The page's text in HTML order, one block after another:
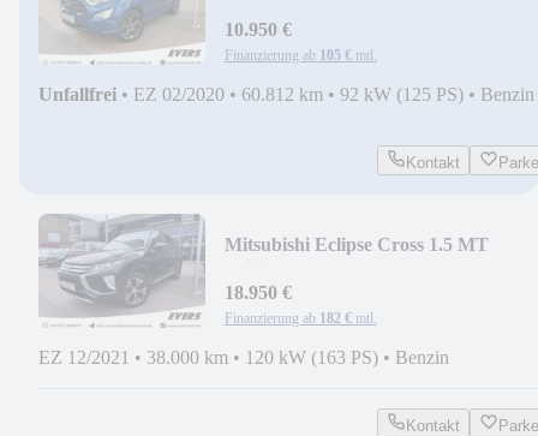
10.950 €
Finanzierung ab 105 € mtl.
Unfallfrei • EZ 02/2020 • 60.812 km • 92 kW (125 PS) • Benzin
Kontakt
Mitsubishi Eclipse Cross 1.5 MT
18.950 €
Finanzierung ab 182 € mtl.
EZ 12/2021 • 38.000 km • 120 kW (163 PS) • Benzin
Kontakt